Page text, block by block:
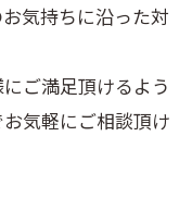
気持ちに沿った対
ご満足頂けるよう
気軽にご相談頂け